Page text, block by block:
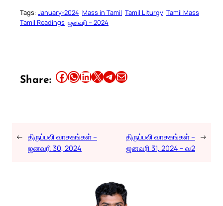
Tags: January-2024 Mass in Tamil Tamil Liturgy Tamil Mass
Tamil Readings ஜனவரி – 2024
Share: Share this article on Facebook Share this article on WhatsApp Share this article on LinkedIn Share this article on X Share this article on TelegramEmail this Article
← திருப்பலி வாசகங்கள் –
ஜனவரி 30, 2024
திருப்பலி வாசகங்கள் –
ஜனவரி 31, 2024 – வ2
→